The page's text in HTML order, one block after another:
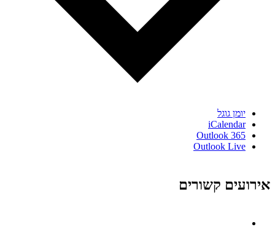
יומן גוגל
iCalendar
Outlook 365
Outlook Live
אירועים קשורים